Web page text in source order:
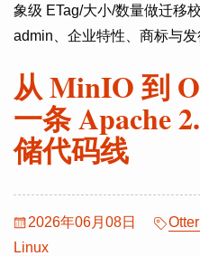
象级 ETag/大小/数量做迁移
admin、企业特性、商标与
从 MinIO 到
一条 Apache
储代码线
2026年06月08日
Linux